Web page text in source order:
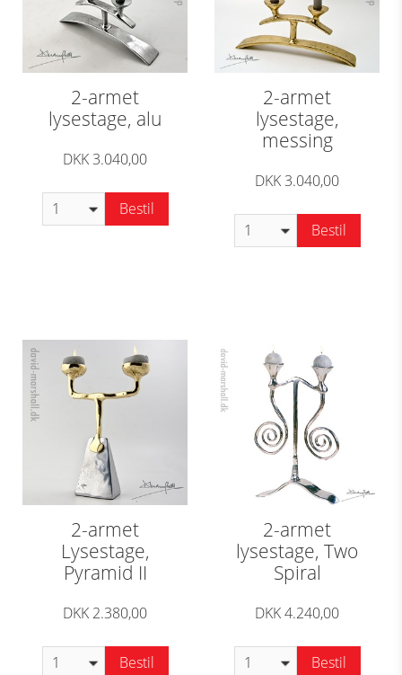
2-armet
lysestage, alu
DKK 3.040,00
Bestil
2-armet
lysestage,
messing
DKK 3.040,00
Bestil
2-armet
Lysestage,
Pyramid II
DKK 2.380,00
Bestil
2-armet
lysestage, Two
Spiral
DKK 4.240,00
Bestil